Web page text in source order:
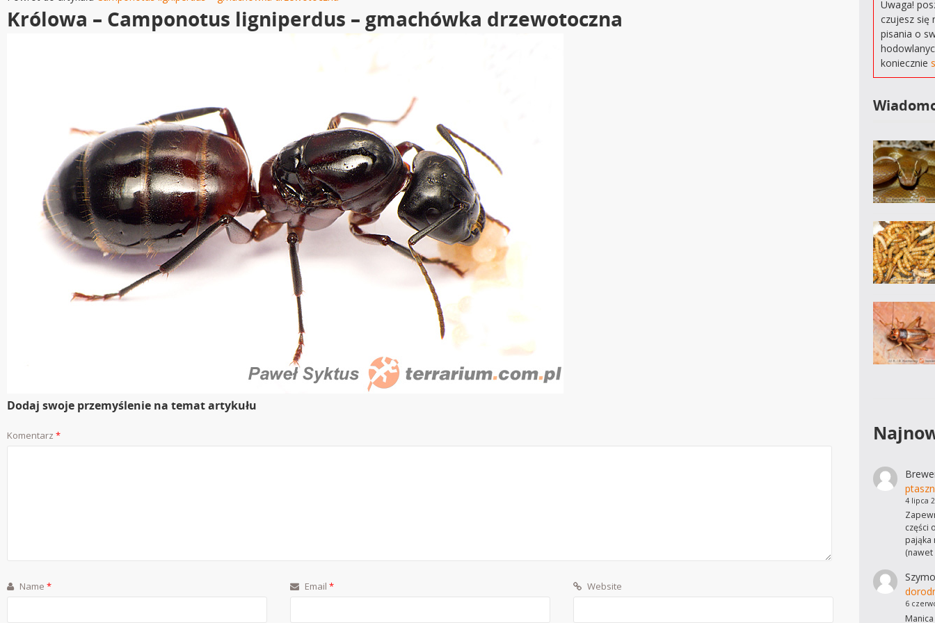
Królowa – Camponotus ligniperdus – gmachówka drzewotoczna
Dodaj swoje przemyślenie na temat artykułu
Komentarz *
Name * Email * Website
Uwaga!
czujesz się
pisania o
koniecznie
4 lipca
części
pająka
6